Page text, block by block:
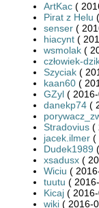
ArtKac (
Pirat z Helu
senser (
hiacynt (
wsmolak (
człowiek-
Szyciak (
kaan60 (
GZyl (
danekp74 (
Stradovius (
jacek.ilmer (
Dudek1989
xsadusx (
Wiciu (
tuutu (
Kicaj (
wiki ( 2016-